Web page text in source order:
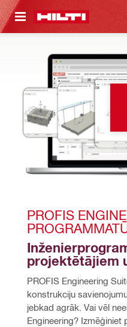
SATURU
PROFIS
projektētājiem
PROFIS Engineering
konstrukciju
jebkad agrāk. Vai vēl
Engineering? Izmēģiniet